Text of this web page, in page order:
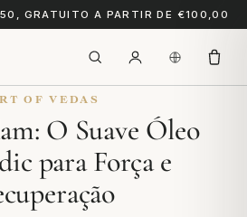
GRATUITO A PARTIR DE €100,00
OF VEDAS
O Suave Óleo
para Força e